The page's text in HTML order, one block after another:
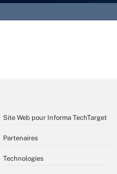
Site Web pour Informa TechTarget
Partenaires
Technologies